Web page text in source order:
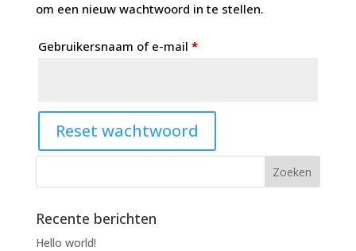
om een nieuw wachtwoord in te stellen.
Gebruikersnaam of e-mail *Vereist
Reset wachtwoord
Recente berichten
Hello world!